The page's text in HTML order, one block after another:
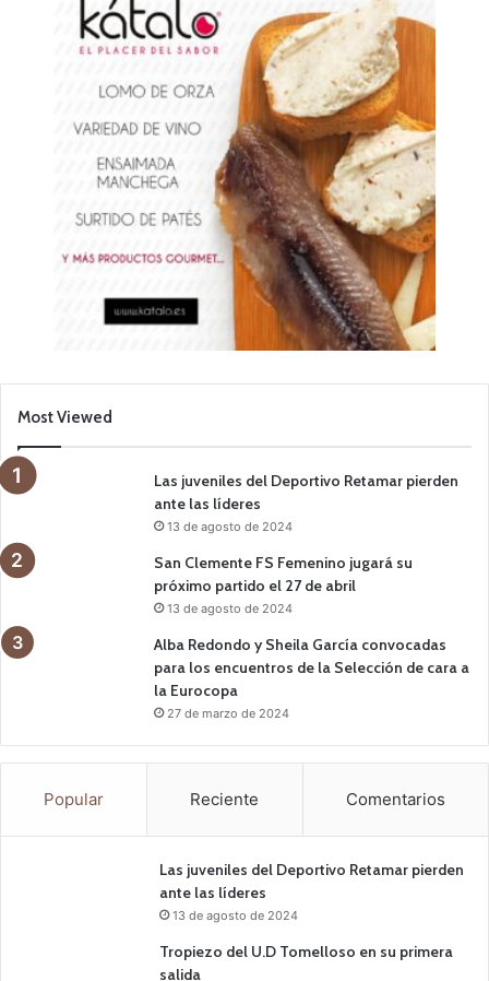
Most Viewed
Las juveniles del Deportivo Retamar pierden
ante las líderes
13 de agosto de 2024
San Clemente FS Femenino jugará su
próximo partido el 27 de abril
13 de agosto de 2024
Alba Redondo y Sheila García convocadas
para los encuentros de la Selección de cara a
la Eurocopa
27 de marzo de 2024
Popular Reciente Comentarios
Las juveniles del Deportivo Retamar pierden
ante las líderes
13 de agosto de 2024
Tropiezo del U.D Tomelloso en su primera
salida